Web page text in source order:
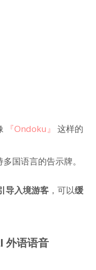
『Ondoku』
这样的
国语言的告示牌。
导入境游客 ，可以缓
外语语音